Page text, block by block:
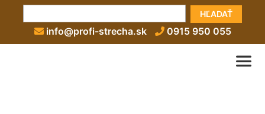
HĽADAŤ
info@profi-strecha.sk 0915 950 055